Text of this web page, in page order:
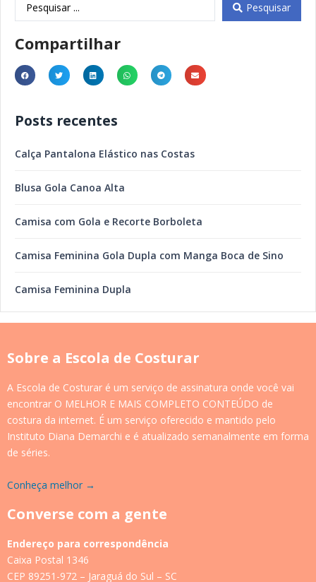
Pesquisar
Compartilhar
Posts recentes
Calça Pantalona Elástico nas Costas
Blusa Gola Canoa Alta
Camisa com Gola e Recorte Borboleta
Camisa Feminina Gola Dupla com Manga Boca de Sino
Camisa Feminina Dupla
Sobre a Escola de Costurar
A Escola de Costurar é um serviço de assinatura onde você vai
encontrar O MELHOR E MAIS COMPLETO CONTEÚDO de
costura da internet. É um serviço oferecido e mantido pelo
Instituto Diana Demarchi e é atualizado semanalmente em forma
de séries.
Conheça melhor →
Converse com a gente
Endereço para correspondência
Caixa Postal 1346
CEP 89251-972 – Jaraguá do Sul – SC